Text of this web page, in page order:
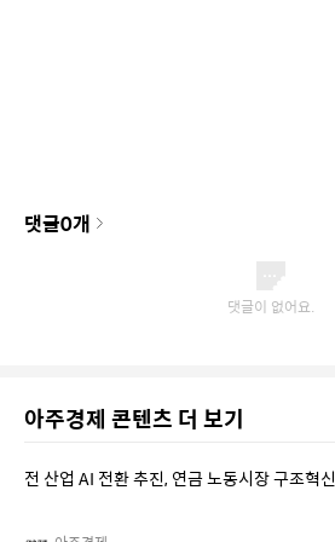
댓글0개
아주경제 콘텐츠 더 보기
전 산업 AI 전환 추진, 연금 노동시장 구조혁신